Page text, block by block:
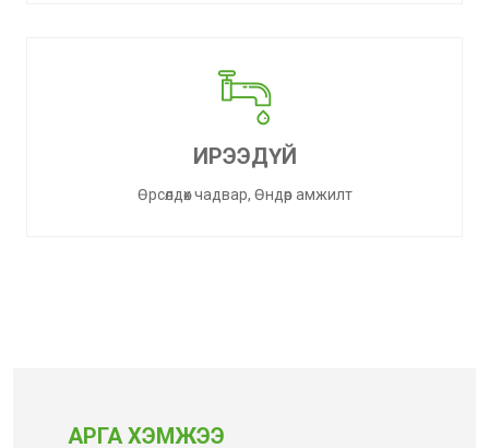
ИРЭЭДҮЙ
Өрсөлдөх чадвар, Өндөр амжилт
АРГА ХЭМЖЭЭ